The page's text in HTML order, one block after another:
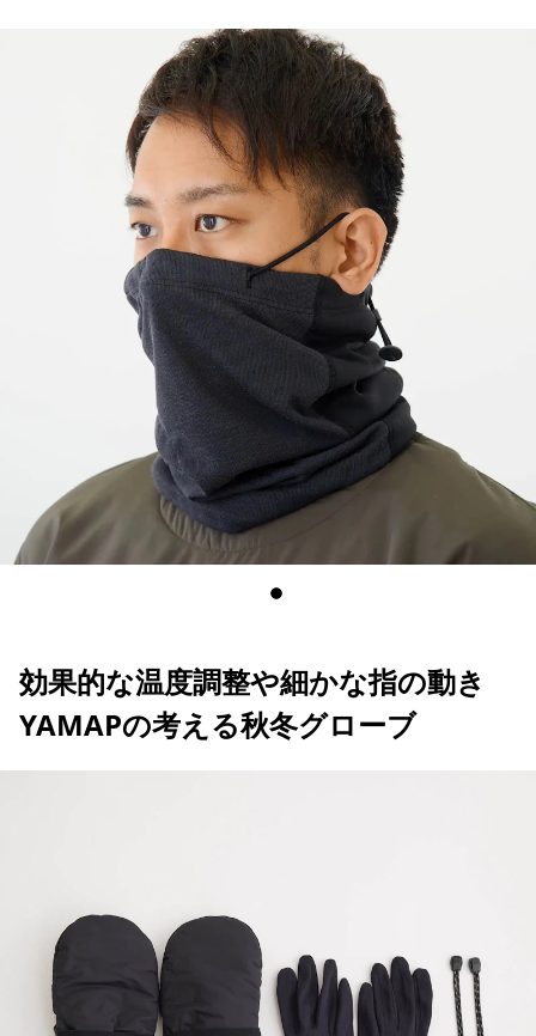
効果的な温度調整や細かな指の動き
YAMAPの考える秋冬グローブ